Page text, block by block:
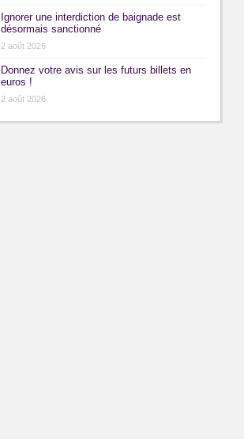
Ignorer une interdiction de baignade est
désormais sanctionné
2 août 2026
Donnez votre avis sur les futurs billets en
euros !
2 août 2026